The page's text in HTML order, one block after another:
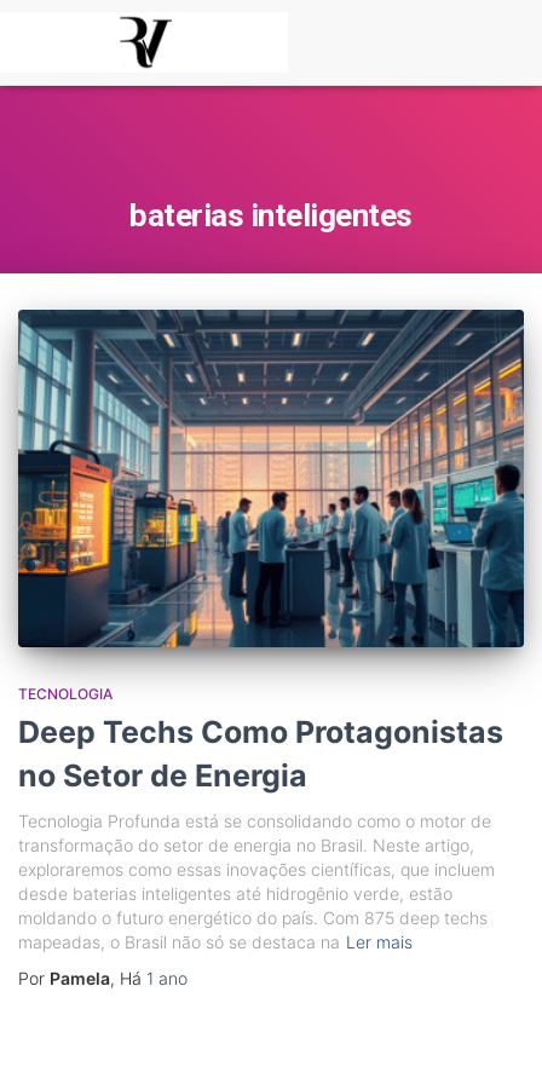
baterias inteligentes
TECNOLOGIA
Deep Techs Como Protagonistas
no Setor de Energia
Tecnologia Profunda está se consolidando como o motor de
transformação do setor de energia no Brasil. Neste artigo,
exploraremos como essas inovações científicas, que incluem
desde baterias inteligentes até hidrogênio verde, estão
moldando o futuro energético do país. Com 875 deep techs
mapeadas, o Brasil não só se destaca na Ler mais
Por Pamela, Há 1 ano